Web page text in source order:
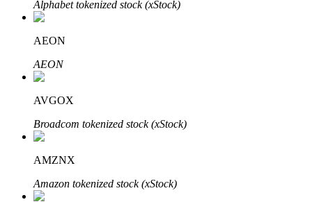
Stake Etmeyi Öğrenin
Pasif gelir kazanma hakkında bilgi edinin
Alphabet tokenized stock (xStock)
AEON
AEON
AVGOX
Broadcom tokenized stock (xStock)
AMZNX
Amazon tokenized stock (xStock)